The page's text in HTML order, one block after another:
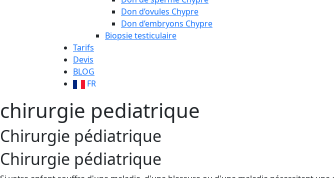
Don d’ovules Chypre
Don d’embryons Chypre
Biopsie testiculaire
Tarifs
Devis
BLOG
FR
chirurgie pediatrique
Chirurgie pédiatrique
Chirurgie pédiatrique